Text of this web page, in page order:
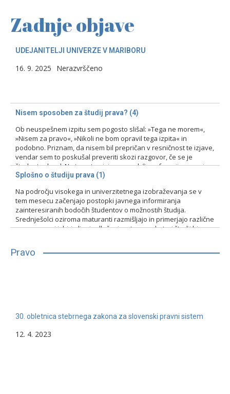
Zadnje objave
UDEJANITELJI UNIVERZE V MARIBORU
16. 9. 2025 Nerazvrščeno
Nisem sposoben za študij prava? (4)
Ob neuspešnem izpitu sem pogosto slišal: »Tega ne morem«,
»Nisem za pravo«, »Nikoli ne bom opravil tega izpita« in
podobno. Priznam, da nisem bil prepričan v resničnost te izjave,
vendar sem to poskušal preveriti skozi razgovor, če se je
študent odzval. Na tovrstne izjave smo bili profesorji pozorni
zlasti pri prvih izpitih, kajti ni bila…
15. 2. 2024 Nerazvrščeno
Splošno o študiju prava (1)
Na področju visokega in univerzitetnega izobraževanja se v
tem mesecu začenjajo postopki javnega informiranja
zainteresiranih bodočih študentov o možnostih študija.
Srednješolci oziroma maturanti razmišljajo in primerjajo različne
programe pri izbiri ali pri odločanju o tem, na kateri študij bi se
Pravo
30. obletnica stebrnega zakona za slovenski pravni sistem
12. 4. 2023